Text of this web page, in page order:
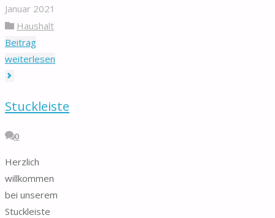
Januar 2021
Haushalt
Beitrag
weiterlesen
Stuckleiste
0
Herzlich
willkommen
bei unserem
Stuckleiste